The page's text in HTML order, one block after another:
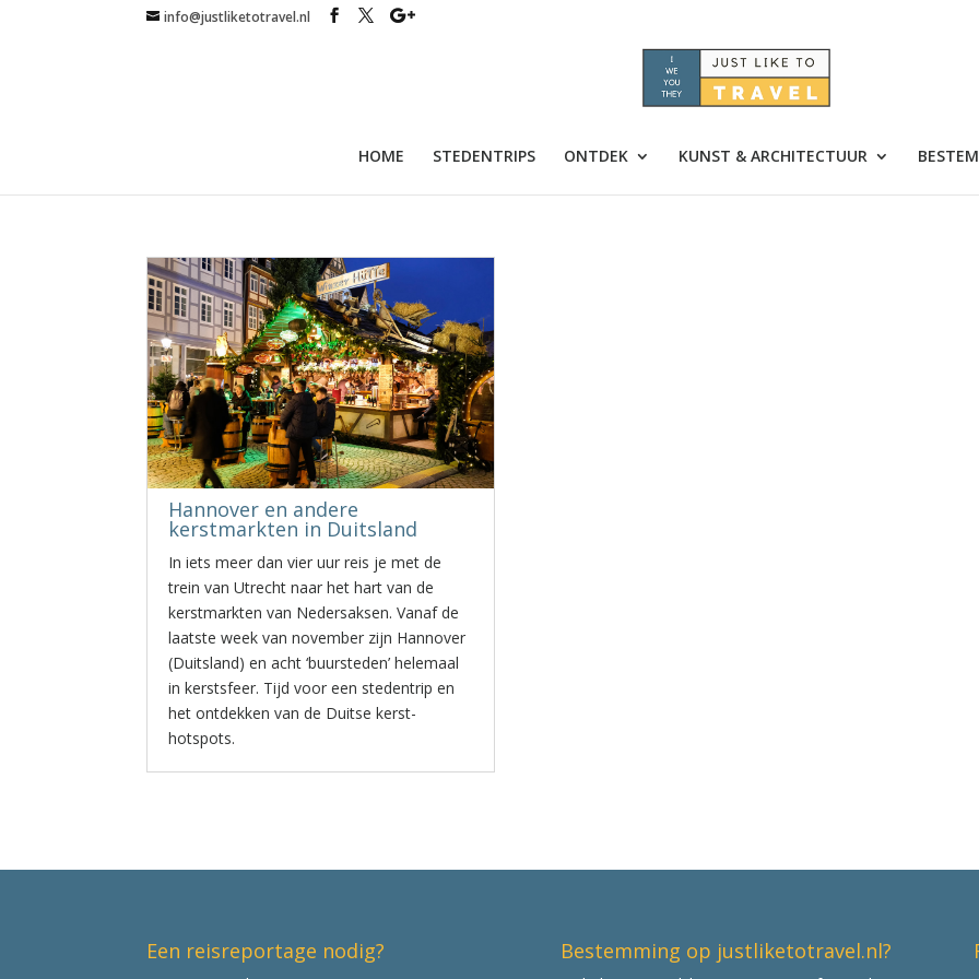
info@justliketotravel.nl
HOME STEDENTRIPS ONTDEK KUNST & ARCHITECTUUR
Hannover en andere
kerstmarkten in Duitsland
In iets meer dan vier uur reis je met de
trein van Utrecht naar het hart van de
kerstmarkten van Nedersaksen. Vanaf de
laatste week van november zijn Hannover
(Duitsland) en acht ‘buursteden’ helemaal
in kerstsfeer. Tijd voor een stedentrip en
het ontdekken van de Duitse kerst-
hotspots.
Een reisreportage nodig? Bestemming op justliketotravel.nl?